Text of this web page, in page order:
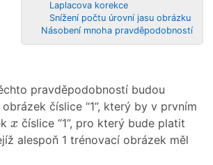
Laplacova korekce
Snížení počtu úrovní jasu obrázku
Násobení mnoha pravděpodobností
pravděpodobností budou
číslice “1”, který by v prvním
x
x číslice “1”, pro který bude platit
alespoň 1 trénovací obrázek měl